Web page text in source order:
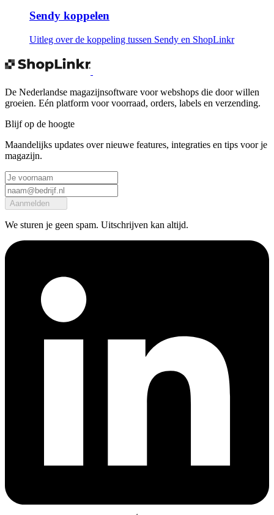
Sendy koppelen
Uitleg over de koppeling tussen Sendy en ShopLinkr
De Nederlandse magazijnsoftware voor webshops die door willen
groeien. Eén platform voor voorraad, orders, labels en verzending.
Blijf op de hoogte
Maandelijks updates over nieuwe features, integraties en tips voor je
magazijn.
Aanmelden
We sturen je geen spam. Uitschrijven kan altijd.